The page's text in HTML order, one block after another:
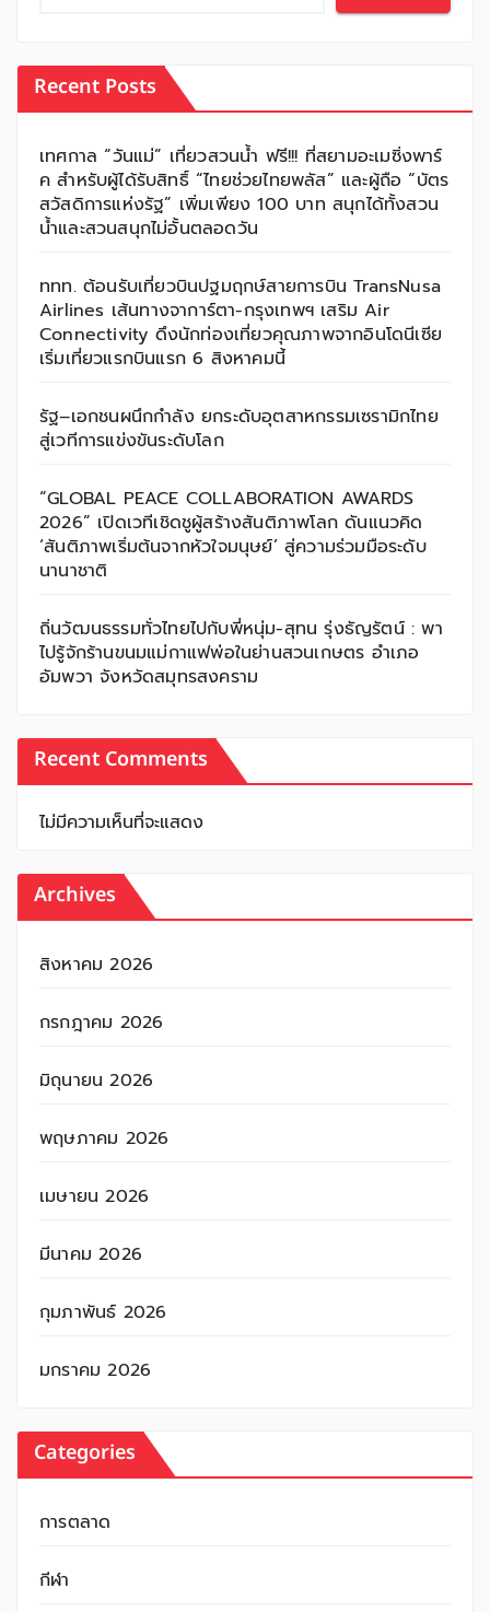
Recent Posts
เทศกาล “วันแม่” เที่ยวสวนน้ำ ฟรี!!! ที่สยามอะเมซิ่งพาร์
ค สำหรับผู้ได้รับสิทธิ์ “ไทยช่วยไทยพลัส” และผู้ถือ “บัตร
สวัสดิการแห่งรัฐ” เพิ่มเพียง 100 บาท สนุกได้ทั้งสวน
น้ำและสวนสนุกไม่อั้นตลอดวัน
ททท. ต้อนรับเที่ยวบินปฐมฤกษ์สายการบิน TransNusa
Airlines เส้นทางจาการ์ตา-กรุงเทพฯ เสริม Air
Connectivity ดึงนักท่องเที่ยวคุณภาพจากอินโดนีเซีย
เริ่มเที่ยวแรกบินแรก 6 สิงหาคมนี้
รัฐ–เอกชนผนึกกำลัง ยกระดับอุตสาหกรรมเซรามิกไทย
สู่เวทีการแข่งขันระดับโลก
“GLOBAL PEACE COLLABORATION AWARDS
2026” เปิดเวทีเชิดชูผู้สร้างสันติภาพโลก ดันแนวคิด
‘สันติภาพเริ่มต้นจากหัวใจมนุษย์’ สู่ความร่วมมือระดับ
นานาชาติ
ถิ่นวัฒนธรรมทั่วไทยไปกับพี่หนุ่ม-สุทน รุ่งธัญรัตน์ : พา
ไปรู้จักร้านขนมแม่กาแฟพ่อในย่านสวนเกษตร อำเภอ
อัมพวา จังหวัดสมุทรสงคราม
Recent Comments
ไม่มีความเห็นที่จะแสดง
Archives
สิงหาคม 2026
กรกฎาคม 2026
มิถุนายน 2026
พฤษภาคม 2026
เมษายน 2026
มีนาคม 2026
กุมภาพันธ์ 2026
มกราคม 2026
Categories
การตลาด
กีฬา